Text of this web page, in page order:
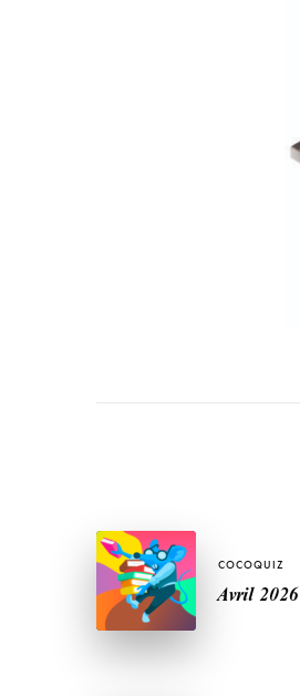
COCOQUIZ
Avril 2026